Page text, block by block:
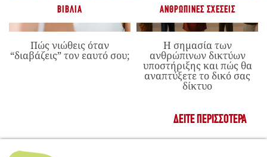
ΒΙΒΛΊΑ
Πώς νιώθεις όταν
“διαβάζεις” τον εαυτό σου;
ΑΝΘΡΏΠΙΝΕΣ ΣΧΈΣΕΙΣ
Η σημασία των
ανθρώπινων δικτύων
υποστήριξης και πώς θα
αναπτύξετε το δικό σας
δίκτυο
ΔΕΊΤΕ ΠΕΡΙΣΣΌΤΕΡΑ